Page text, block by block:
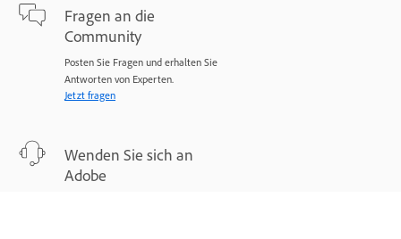
Fragen an die
Community
Posten Sie Fragen und erhalten Sie
Antworten von Experten.
Jetzt fragen
Wenden Sie sich an
Adobe